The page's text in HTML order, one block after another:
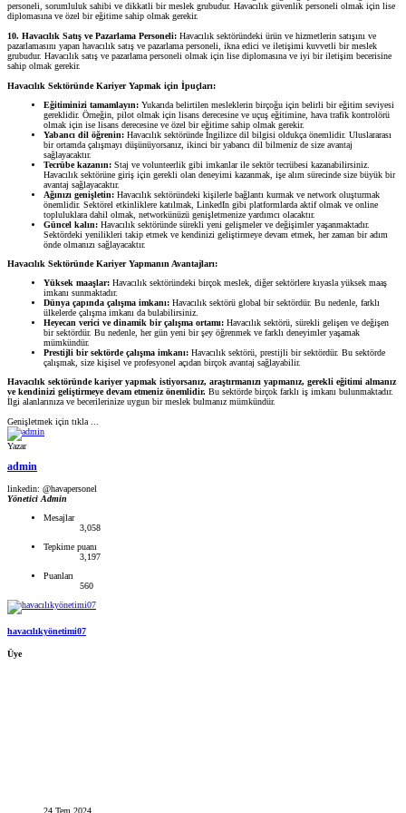
personeli, sorumluluk sahibi ve dikkatli bir meslek grubudur. Havacılık güvenlik personeli olmak için lise
diplomasına ve özel bir eğitime sahip olmak gerekir.
10. Havacılık Satış ve Pazarlama Personeli: Havacılık sektöründeki ürün ve hizmetlerin satışını ve
pazarlamasını yapan havacılık satış ve pazarlama personeli, ikna edici ve iletişimi kuvvetli bir meslek
grubudur. Havacılık satış ve pazarlama personeli olmak için lise diplomasına ve iyi bir iletişim becerisine
sahip olmak gerekir.
Havacılık Sektöründe Kariyer Yapmak için İpuçları:
Eğitiminizi tamamlayın: Yukarıda belirtilen mesleklerin birçoğu için belirli bir eğitim seviyesi
gereklidir. Örneğin, pilot olmak için lisans derecesine ve uçuş eğitimine, hava trafik kontrolörü
olmak için ise lisans derecesine ve özel bir eğitime sahip olmak gerekir.
Yabancı dil öğrenin: Havacılık sektöründe İngilizce dil bilgisi oldukça önemlidir. Uluslararası
bir ortamda çalışmayı düşünüyorsanız, ikinci bir yabancı dil bilmeniz de size avantaj
sağlayacaktır.
Tecrübe kazanın: Staj ve volunteerlik gibi imkanlar ile sektör tecrübesi kazanabilirsiniz.
Havacılık sektörüne giriş için gerekli olan deneyimi kazanmak, işe alım sürecinde size büyük bir
avantaj sağlayacaktır.
Ağınızı genişletin: Havacılık sektöründeki kişilerle bağlantı kurmak ve network oluşturmak
önemlidir. Sektörel etkinliklere katılmak, LinkedIn gibi platformlarda aktif olmak ve online
topluluklara dahil olmak, networkünüzü genişletmenize yardımcı olacaktır.
Güncel kalın: Havacılık sektöründe sürekli yeni gelişmeler ve değişimler yaşanmaktadır.
Sektördeki yenilikleri takip etmek ve kendinizi geliştirmeye devam etmek, her zaman bir adım
önde olmanızı sağlayacaktır.
Havacılık Sektöründe Kariyer Yapmanın Avantajları:
Yüksek maaşlar: Havacılık sektöründeki birçok meslek, diğer sektörlere kıyasla yüksek maaş
imkanı sunmaktadır.
Dünya çapında çalışma imkanı: Havacılık sektörü global bir sektördür. Bu nedenle, farklı
ülkelerde çalışma imkanı da bulabilirsiniz.
Heyecan verici ve dinamik bir çalışma ortamı: Havacılık sektörü, sürekli gelişen ve değişen
bir sektördür. Bu nedenle, her gün yeni bir şey öğrenmek ve farklı deneyimler yaşamak
mümkündür.
Prestijli bir sektörde çalışma imkanı: Havacılık sektörü, prestijli bir sektördür. Bu sektörde
çalışmak, size kişisel ve profesyonel açıdan birçok avantaj sağlayabilir.
Havacılık sektöründe kariyer yapmak istiyorsanız, araştırmanızı yapmanız, gerekli eğitimi almanız
ve kendinizi geliştirmeye devam etmeniz önemlidir. Bu sektörde birçok farklı iş imkanı bulunmaktadır.
İlgi alanlarınıza ve becerilerinize uygun bir meslek bulmanız mümkündür.
Genişletmek için tıkla ...
Yazar
admin
linkedin: @havapersonel
Yönetici Admin
Mesajlar
3,058
Tepkime puanı
3,197
Puanları
560
havacılıkyönetimi07
Üye
24 Tem 2024